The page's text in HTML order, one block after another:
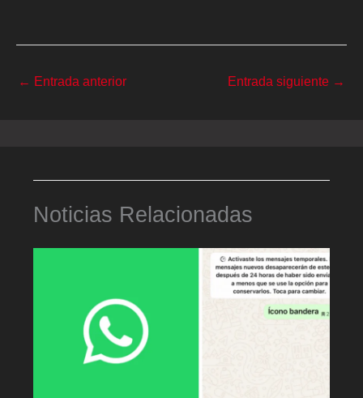
← Entrada anterior Entrada siguiente →
Noticias Relacionadas